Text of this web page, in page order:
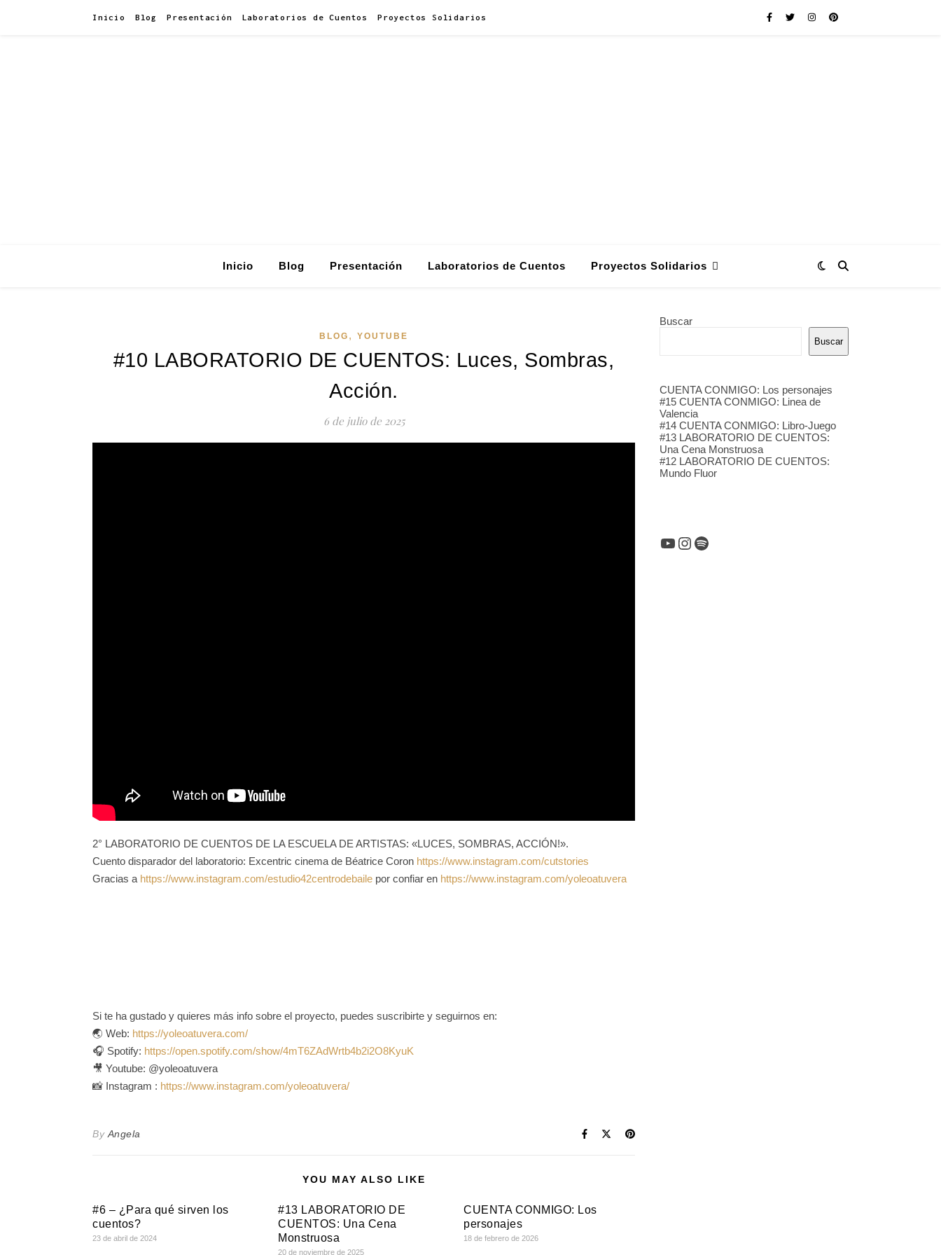
Inicio Blog Presentación Laboratorios de Cuentos Proyectos Solidarios
Inicio Blog Presentación Laboratorios de Cuentos Proyectos Solidarios
BLOG , YOUTUBE
#10 LABORATORIO DE CUENTOS: Luces, Sombras,
Acción.
6 de julio de 2025
2° LABORATORIO DE CUENTOS DE LA ESCUELA DE ARTISTAS: «LUCES, SOMBRAS, ACCIÓN!».
Cuento disparador del laboratorio: Excentric cinema de Béatrice Coron https://www.instagram.com/cutstories
Gracias a https://www.instagram.com/estudio42centrodebaile por confiar en https://www.instagram.com/yoleoatuvera
Si te ha gustado y quieres más info sobre el proyecto, puedes suscribirte y seguirnos en:
🌏 Web: https://yoleoatuvera.com/
🎧 Spotify: https://open.spotify.com/show/4mT6ZAdWrtb4b2i2O8KyuK
🎥 Youtube: @yoleoatuvera
📸 Instagram : https://www.instagram.com/yoleoatuvera/
By Angela
YOU MAY ALSO LIKE
#6 – ¿Para qué sirven los
cuentos?
23 de abril de 2024
#13 LABORATORIO DE
CUENTOS: Una Cena
Monstruosa
20 de noviembre de 2025
CUENTA CONMIGO: Los
personajes
18 de febrero de 2026
Buscar
Buscar
CUENTA CONMIGO: Los personajes
#15 CUENTA CONMIGO: Linea de
Valencia
#14 CUENTA CONMIGO: Libro-Juego
#13 LABORATORIO DE CUENTOS:
Una Cena Monstruosa
#12 LABORATORIO DE CUENTOS:
Mundo Fluor
YouTube
Instagram
Spotify